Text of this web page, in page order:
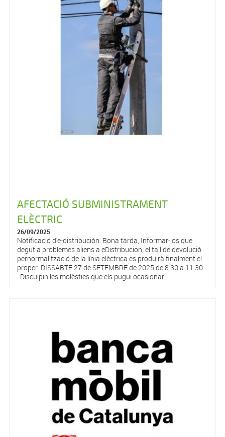
AFECTACIÓ SUBMINISTRAMENT
ELÈCTRIC
26/09/2025
Notificació d'e-distribución. Bona tarda, Informar-los que
degut a problemes aliens a eDistribucion, el tall de devolució
pernormalització de la línia elèctrica es produirà finalment el
proper: DISSABTE 27 de SETEMBRE de 2025 de 8:30 a 11:30
. Disculpin les molèsties que els pugui ocasionar...